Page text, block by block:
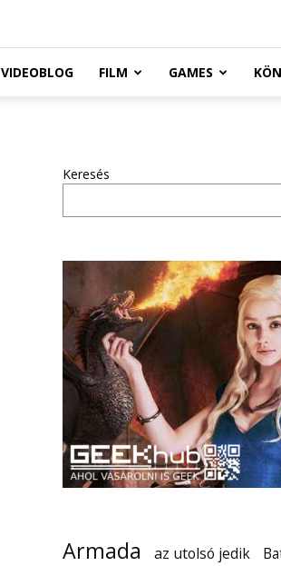
VIDEOBLOG FILM GAMES
Keresés
Armada az utolsó jedik